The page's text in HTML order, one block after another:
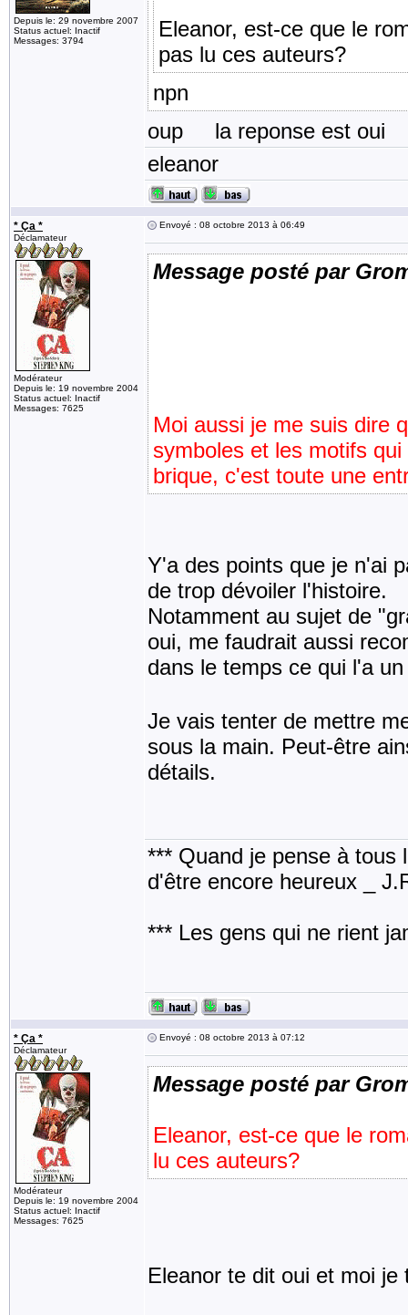
Depuis le: 29 novembre 2007
Status actuel: Inactif
Messages: 3794
Eleanor, est-ce que le
pas lu ces auteurs?
npn
oup la reponse est oui
eleanor
* Ça *
Déclamateur
Modérateur
Depuis le: 19 novembre 2004
Status actuel: Inactif
Messages: 7625
Envoyé : 08 octobre 2013 à 06:49
Message posté par
Moi aussi je me suis dire
symboles et les motifs
brique, c'est toute une
Y'a des points que je n'ai
de trop dévoiler l'histoire.
Notamment au sujet de
oui, me faudrait aussi
dans le temps ce qui l'a
Je vais tenter de mettre
sous la main. Peut-être
détails.
*** Quand je pense à tous
d'être encore heureux _
*** Les gens qui ne rient
* Ça *
Déclamateur
Modérateur
Depuis le: 19 novembre 2004
Status actuel: Inactif
Messages: 7625
Envoyé : 08 octobre 2013 à 07:12
Message posté par
Eleanor, est-ce que le
lu ces auteurs?
Eleanor te dit oui et moi